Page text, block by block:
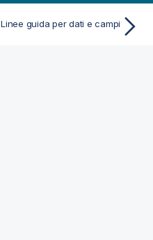
Linee guida per dati e campi